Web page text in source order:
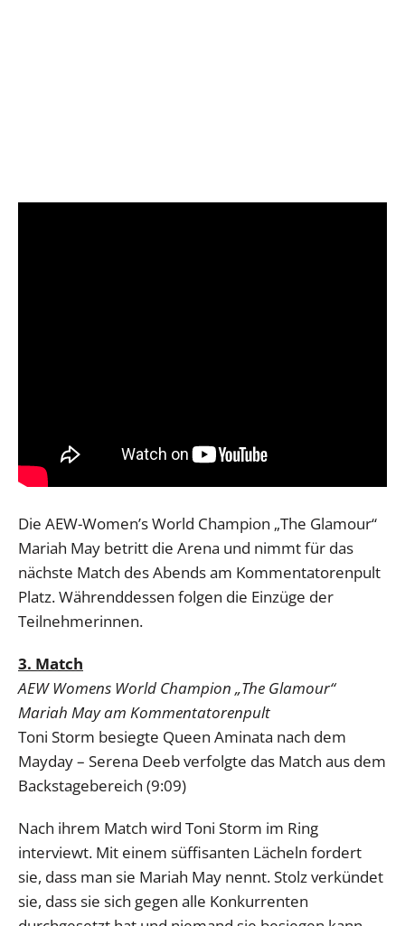
Die AEW-Women’s World Champion „The Glamour“
Mariah May betritt die Arena und nimmt für das
nächste Match des Abends am Kommentatorenpult
Platz. Währenddessen folgen die Einzüge der
Teilnehmerinnen.
3. Match
AEW Womens World Champion „The Glamour“
Mariah May am Kommentatorenpult
Toni Storm besiegte Queen Aminata nach dem
Mayday – Serena Deeb verfolgte das Match aus dem
Backstagebereich (9:09)
Nach ihrem Match wird Toni Storm im Ring
interviewt. Mit einem süffisanten Lächeln fordert
sie, dass man sie Mariah May nennt. Stolz verkündet
sie, dass sie sich gegen alle Konkurrenten